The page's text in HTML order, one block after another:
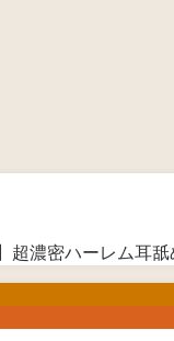
超濃密ハーレム耳